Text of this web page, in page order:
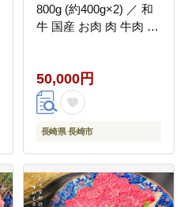
800g (約400g×2) ／ 和
牛 国産 お肉 肉 牛肉 長
50,000円
長崎県 長崎市